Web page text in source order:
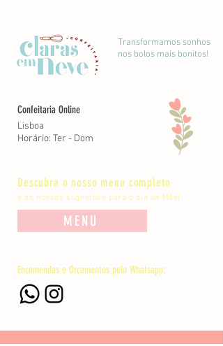
Transformamos sonhos
nos bolos mais bonitos!
Confeitaria Online
Lisboa
Horário: Ter - Dom
Descubra o nosso menu completo
e as nossas sugestões para o dia da Mãe!
MENU
Encomendas e Orçamentos pelo Whatsapp: